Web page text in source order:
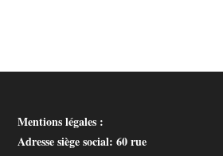
Mentions légales :
Adresse siège social: 60 rue